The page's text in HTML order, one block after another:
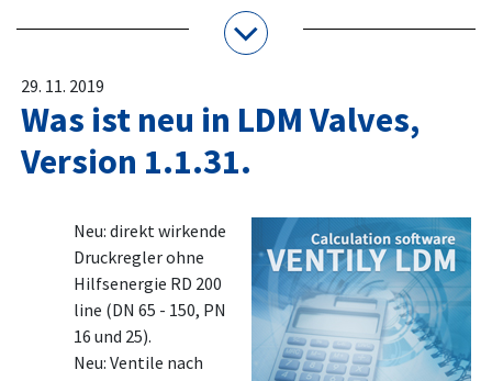
29. 11. 2019
Was ist neu in LDM Valves,
Version 1.1.31.
Neu: direkt wirkende
Druckregler ohne
Hilfsenergie RD 200
line (DN 65 - 150, PN
16 und 25).
Neu: Ventile nach